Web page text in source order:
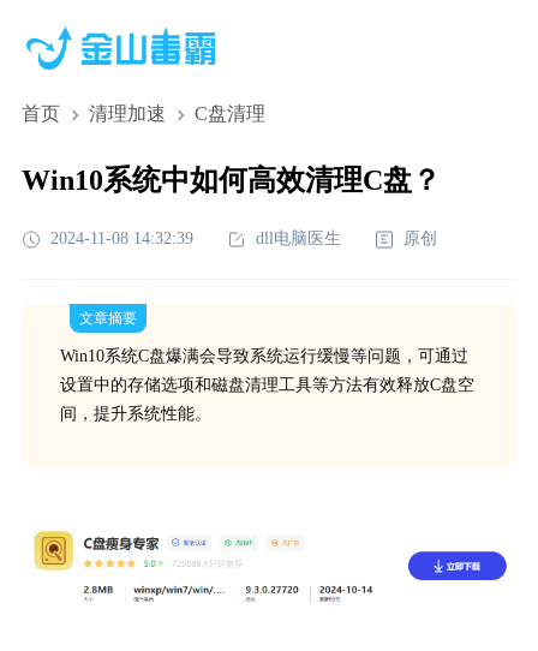
首页 清理加速 C盘清理
Win10系统中如何高效清理C盘？
2024-11-08 14:32:39 dll电脑医生 原创
文章摘要
Win10系统C盘爆满会导致系统运行缓慢等问题，可通过
设置中的存储选项和磁盘清理工具等方法有效释放C盘空
间，提升系统性能。